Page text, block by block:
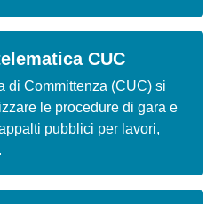
CUC
di Committenza (CUC) si
le procedure di gara e
pubblici per lavori,